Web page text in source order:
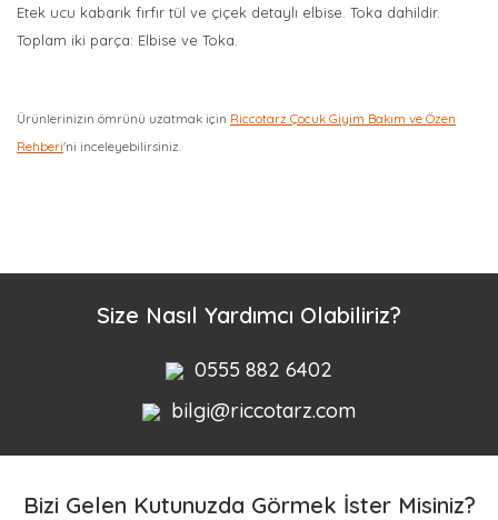
Etek ucu kabarık fırfır tül ve çiçek detaylı elbise. Toka dahildir.
Toplam iki parça: Elbise ve Toka.
Ürünlerinizin ömrünü uzatmak için Riccotarz Çocuk Giyim Bakım ve Özen
Rehberi'ni inceleyebilirsiniz.
Size Nasıl Yardımcı Olabiliriz?
0555 882 6402
bilgi@riccotarz.com
Bizi Gelen Kutunuzda Görmek İster Misiniz?